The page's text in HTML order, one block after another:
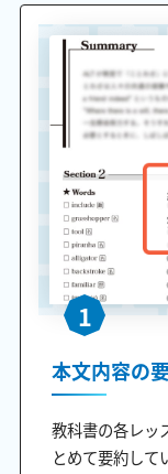
1
本文内容の
教科書の各レッ
とめて要約して